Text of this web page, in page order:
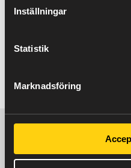
Inställningar
Statistik
Marknadsföring